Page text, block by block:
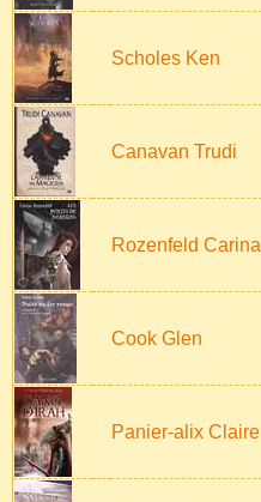
Scholes Ken
Canavan Trudi
Rozenfeld Carina
Cook Glen
Panier-alix Claire